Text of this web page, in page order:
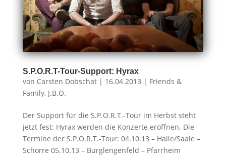
S.P.O.R.T-Tour-Support: Hyrax
von Carsten Dobschat| 16.04.2013 | Friends &
Family, J.B.O.
Der Support für die S.P.O.R.T.-Tour im Herbst steht
jetzt fest: Hyrax werden die Konzerte eröffnen. Die
Termine der S.P.O.R.T.-Tour: 04.10.13 – Halle/Saale –
Schorre 05.10.13 – Burglengenfeld – Pfarrheim